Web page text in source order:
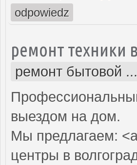
odpowiedz
ремонт техники
ремонт бытовой
выездом на дом.
Мы предлагаем:
центры в